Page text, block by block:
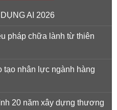
AI 2026
pháp chữa lành từ thiên
tạo nhân lực ngành hàng
20 năm xây dựng thương